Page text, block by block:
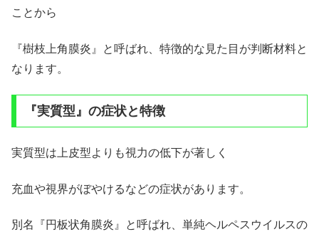
ことから
『樹枝上角膜炎』と呼ばれ、特徴的な見た目が判断材料と
なります。
『実質型』の症状と特徴
実質型は上皮型よりも視力の低下が著しく
充血や視界がぼやけるなどの症状があります。
別名『円板状角膜炎』と呼ばれ、単純ヘルペスウイルスの